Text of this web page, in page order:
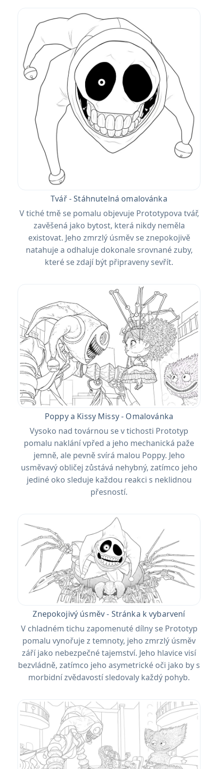
Tvář - Stáhnutelná omalovánka
V tiché tmě se pomalu objevuje Prototypova tvář,
zavěšená jako bytost, která nikdy neměla
existovat. Jeho zmrzlý úsměv se znepokojivě
natahuje a odhaluje dokonale srovnané zuby,
které se zdají být připraveny sevřít.
Poppy a Kissy Missy - Omalovánka
Vysoko nad továrnou se v tichosti Prototyp
pomalu naklání vpřed a jeho mechanická paže
jemně, ale pevně svírá malou Poppy. Jeho
usměvavý obličej zůstává nehybný, zatímco jeho
jediné oko sleduje každou reakci s neklidnou
přesností.
Znepokojivý úsměv - Stránka k vybarvení
V chladném tichu zapomenuté dílny se Prototyp
pomalu vynořuje z temnoty, jeho zmrzlý úsměv
září jako nebezpečné tajemství. Jeho hlavice visí
bezvládně, zatímco jeho asymetrické oči jako by s
morbidní zvědavostí sledovaly každý pohyb.